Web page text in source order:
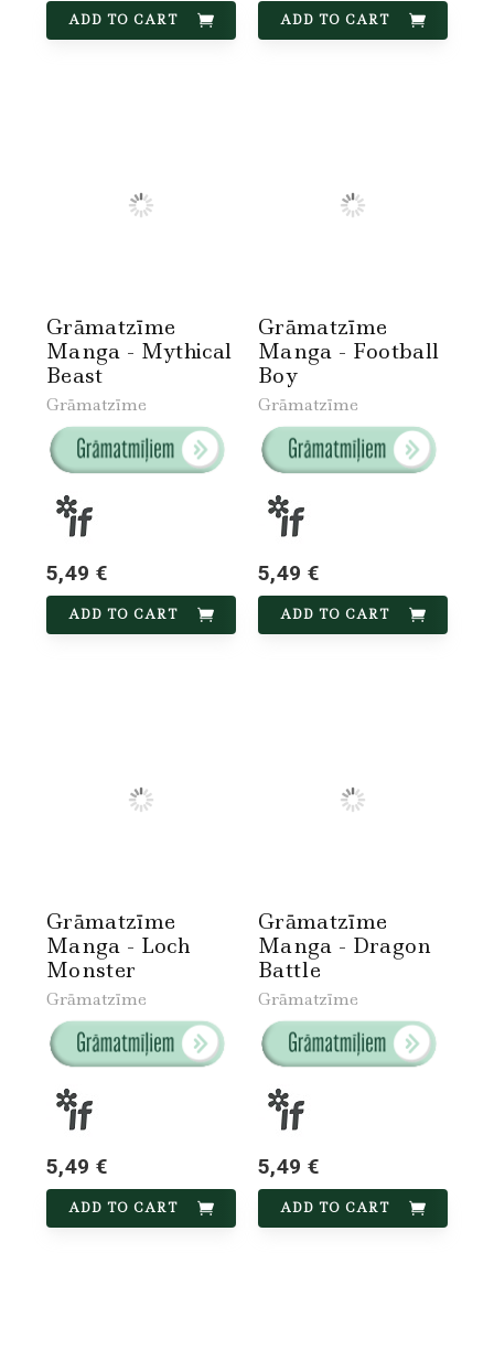
ADD TO CART ADD TO CART
Grāmatzīme
Manga - Mythical
Beast
Grāmatzīme
5,49 €
ADD TO CART
Grāmatzīme
Manga - Football
Boy
Grāmatzīme
5,49 €
ADD TO CART
Grāmatzīme
Manga - Loch
Monster
Grāmatzīme
5,49 €
ADD TO CART
Grāmatzīme
Manga - Dragon
Battle
Grāmatzīme
5,49 €
ADD TO CART